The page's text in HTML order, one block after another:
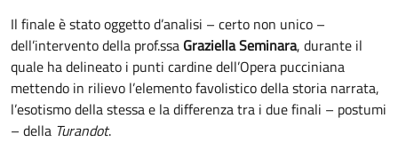
Il finale è stato oggetto d’analisi – certo non unico –
dell’intervento della prof.ssa Graziella Seminara, durante il
quale ha delineato i punti cardine dell’Opera pucciniana
mettendo in rilievo l’elemento favolistico della storia narrata,
l’esotismo della stessa e la differenza tra i due finali – postumi
– della Turandot.